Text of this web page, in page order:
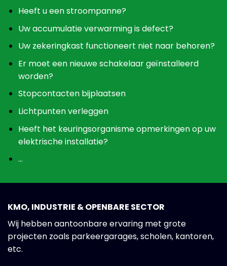
Heeft u een stroompanne?
Uw accumulatie verwarming is defect?
Uw zekeringkast functioneert niet naar behoren?
Er moet een nieuwe schakelaar geïnstalleerd
worden?
Stopcontacten bijplaatsen
Lichtpunten verleggen
Heeft het keuringsorganisme opmerkingen op uw
elektrische installatie?
…
KMO, INDUSTRIE & OPENBARE SECTOR
Wij hebben aantoonbare ervaring met grote
projecten zoals parkeergarages, scholen, kantoren,
etc.